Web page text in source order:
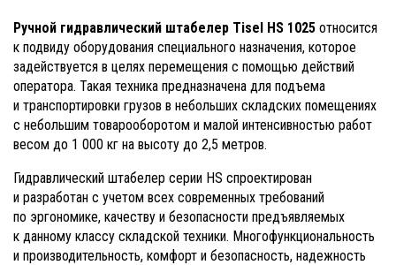
Ручной гидравлический штабелер Tisel HS 1025 относится
к подвиду оборудования специального назначения, которое
задействуется в целях перемещения с помощью действий
оператора. Такая техника предназначена для подъема
и транспортировки грузов в небольших складских помещениях
с небольшим товарооборотом и малой интенсивностью работ
весом до 1 000 кг на высоту до 2,5 метров.
Гидравлический штабелер серии HS спроектирован
и разработан с учетом всех современных требований
по эргономике, качеству и безопасности предъявляемых
к данному классу складской техники. Многофункциональность
и производительность, комфорт и безопасность, надежность